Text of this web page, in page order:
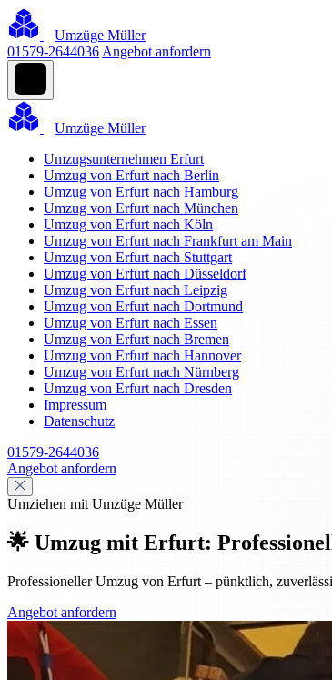
Umzüge Müller
01579-2644036 Angebot anfordern
Umzüge Müller
Umzugsunternehmen Erfurt
Umzug von Erfurt nach Berlin
Umzug von Erfurt nach Hamburg
Umzug von Erfurt nach München
Umzug von Erfurt nach Köln
Umzug von Erfurt nach Frankfurt am Main
Umzug von Erfurt nach Stuttgart
Umzug von Erfurt nach Düsseldorf
Umzug von Erfurt nach Leipzig
Umzug von Erfurt nach Dortmund
Umzug von Erfurt nach Essen
Umzug von Erfurt nach Bremen
Umzug von Erfurt nach Hannover
Umzug von Erfurt nach Nürnberg
Umzug von Erfurt nach Dresden
Impressum
Datenschutz
01579-2644036
Angebot anfordern
Umziehen mit Umzüge Müller
🌟 Umzug mit Erfurt:
Professioneller Umzug von Erfurt – pünktlich,
Angebot anfordern